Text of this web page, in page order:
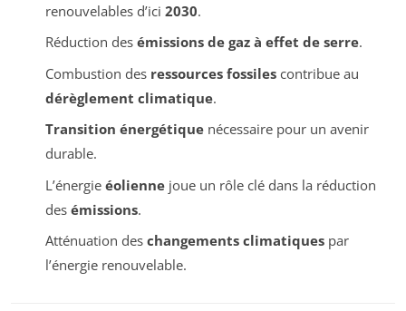
renouvelables d’ici 2030.
Réduction des émissions de gaz à effet de serre.
Combustion des ressources fossilescontribue au
dérèglement climatique.
Transition énergétiquenécessaire pour un avenir
durable.
L’énergie éoliennejoue un rôle clé dans la réduction
des émissions.
Atténuation des changements climatiquespar
l’énergie renouvelable.